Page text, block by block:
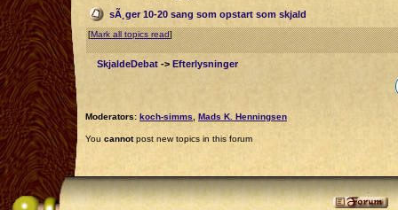
sÃ¸ger 10-20 sang som opstart som skjald
[Mark all topics read]
SkjaldeDebat -> Efterlysninger
Moderators: koch-simms Mads K. Henningsen
You cannotpost new topics in this forum